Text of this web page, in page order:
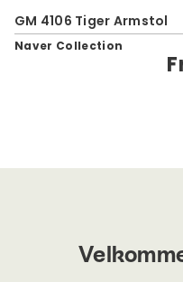
GM 4106 Tiger Armstol
Naver Collection